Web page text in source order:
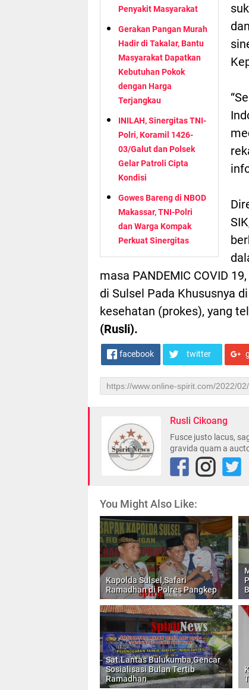
Penyakit Masyarakat
Gerakan Pangan Murah
Hadir di Takalar, Bantu
Masyarakat Dapatkan
Kebutuhan Pokok
dengan Harga
Terjangkau
INILAH, Sinergitas TNI-
Polri, Koramil 1426-
03/Galut dan Polsek
Gelar Patroli Cipta
Kondisi
Gowes Bareng di NBOD
Makassar, TNI-Polri
dan Warga Kompak
Perkuat Sinergitas
masa PANDEMIC COVID
di Sulsel Pada Khususnya
kesehatan (prokes), yang
(Rusli).
facebook twitter
Rusli Cikoang
Fusce justo lacus,
gravida quam a
You Might Also Like:
Kapolda Sulsel,Safari
Ramadhan di Polres Pangkep
Sat.Lantas Bulukumba,Gencar
Sosialisasi Bulan Tertib
Ramadhan